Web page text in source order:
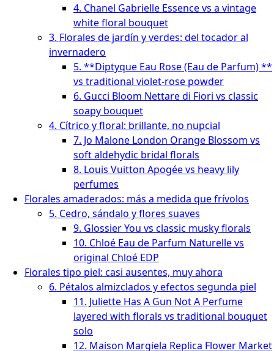
4. Chanel Gabrielle Essence vs a vintage
white floral bouquet
3. Florales de jardín y verdes: del tocador al
invernadero
5. **Diptyque Eau Rose (Eau de Parfum) **
vs traditional violet-rose powder
6. Gucci Bloom Nettare di Fiori vs classic
soapy bouquet
4. Cítrico y floral: brillante, no nupcial
7. Jo Malone London Orange Blossom vs
soft aldehydic bridal florals
8. Louis Vuitton Apogée vs heavy lily
perfumes
Florales amaderados: más a medida que frívolos
5. Cedro, sándalo y flores suaves
9. Glossier You vs classic musky florals
10. Chloé Eau de Parfum Naturelle vs
original Chloé EDP
Florales tipo piel: casi ausentes, muy ahora
6. Pétalos almizclados y efectos segunda piel
11. Juliette Has A Gun Not A Perfume
layered with florals vs traditional bouquet
solo
12. Maison Margiela Replica Flower Market